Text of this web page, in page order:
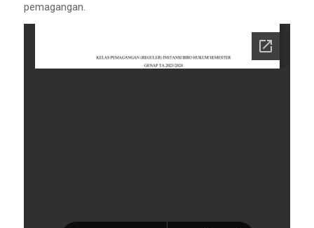
pemagangan.